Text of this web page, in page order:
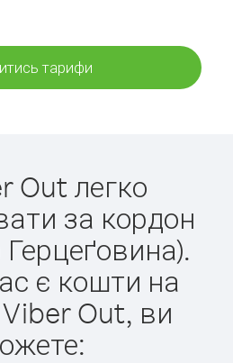
тарифи
Out легко
за кордон
Герцеґовина).
є кошти на
Out, ви